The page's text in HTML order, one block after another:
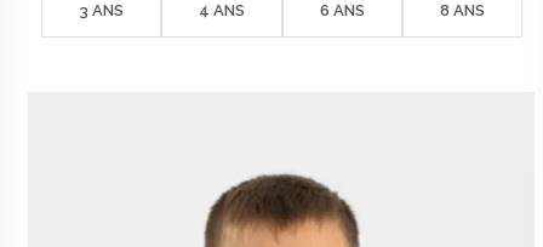
3 ANS 4 ANS 6 ANS 8 ANS